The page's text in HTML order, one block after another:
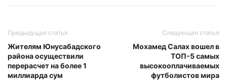
Предыдущая статья
Жителям Юнусабадского
района осуществили
перерасчет на более 1
миллиарда сум
Следующая статья
Мохамед Салах вошел в
ТОП-5 самых
высокооплачиваемых
футболистов мира